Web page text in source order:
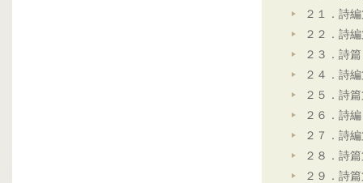
２１．詩
２２．詩
２３．詩
２４．詩
２５．詩
２６．詩
２７．詩
２８．詩
２９．詩